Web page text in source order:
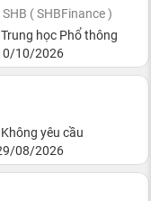
( SHBFinance )
học Phổ thông
10/2026
yêu cầu
08/2026